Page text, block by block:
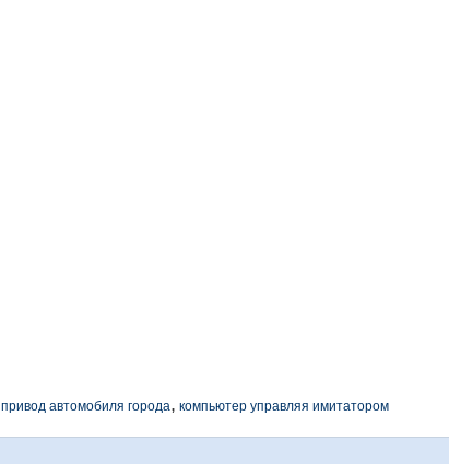
привод автомобиля города, компьютер управляя имитатором